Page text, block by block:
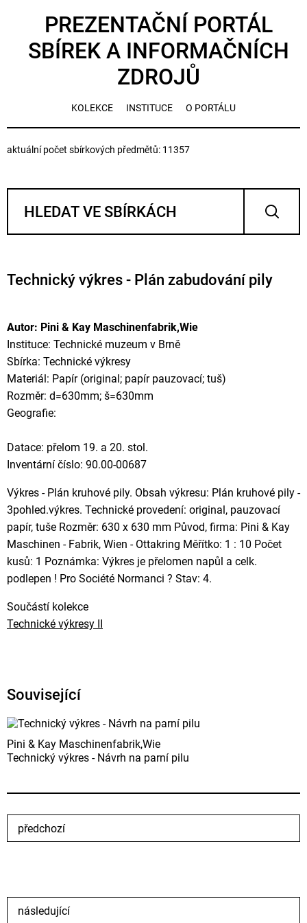
PREZENTAČNÍ PORTÁL
SBÍREK A INFORMAČNÍCH
ZDROJŮ
KOLEKCE INSTITUCE O PORTÁLU
aktuální počet sbírkových předmětů: 11357
Technický výkres - Plán zabudování pily
Autor: Pini & Kay Maschinenfabrik,Wie
Instituce: Technické muzeum v Brně
Sbírka: Technické výkresy
Materiál: Papír (original; papír pauzovací; tuš)
Rozměr: d=630mm; š=630mm
Geografie:
Datace: přelom 19. a 20. stol.
Inventární číslo: 90.00-00687
Výkres - Plán kruhové pily. Obsah výkresu: Plán kruhové pily -
3pohled.výkres. Technické provedení: original, pauzovací
papír, tuše Rozměr: 630 x 630 mm Původ, firma: Pini & Kay
Maschinen - Fabrik, Wien - Ottakring Měřítko: 1 : 10 Počet
kusů: 1 Poznámka: Výkres je přelomen napůl a celk.
podlepen ! Pro Société Normanci ? Stav: 4.
Součástí kolekce
Technické výkresy II
Související
Pini & Kay Maschinenfabrik,Wie
Technický výkres - Návrh na parní pilu
předchozí
následující